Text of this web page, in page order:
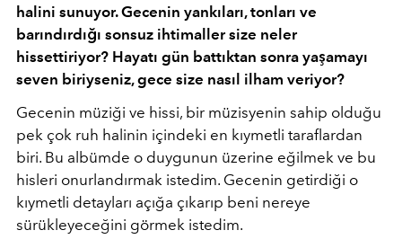
halini sunuyor. Gecenin yankıları, tonları ve
barındırdığı sonsuz ihtimaller size neler
hissettiriyor? Hayatı gün battıktan sonra yaşamayı
seven biriyseniz, gece size nasıl ilham veriyor?
Gecenin müziği ve hissi, bir müzisyenin sahip olduğu
pek çok ruh halinin içindeki en kıymetli taraflardan
biri. Bu albümde o duygunun üzerine eğilmek ve bu
hisleri onurlandırmak istedim. Gecenin getirdiği o
kıymetli detayları açığa çıkarıp beni nereye
sürükleyeceğini görmek istedim.